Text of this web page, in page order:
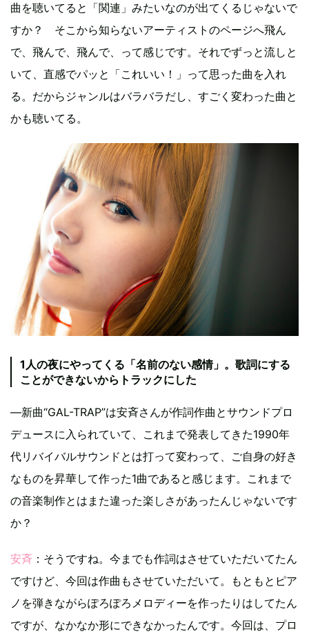
曲を聴いてると「関連」みたいなのが出てくるじゃないで
すか？ そこから知らないアーティストのページへ飛ん
で、飛んで、飛んで、って感じです。それでずっと流しと
いて、直感でパッと「これいい！」って思った曲を入れ
る。だからジャンルはバラバラだし、すごく変わった曲と
かも聴いてる。
1人の夜にやってくる「名前のない感情」。歌詞にする
ことができないからトラックにした
―新曲“GAL-TRAP”は安斉さんが作詞作曲とサウンドプロ
デュースに入られていて、これまで発表してきた1990年
代リバイバルサウンドとは打って変わって、ご自身の好き
なものを昇華して作った1曲であると感じます。これまで
の音楽制作とはまた違った楽しさがあったんじゃないです
か？
安斉 ：そうですね。今までも作詞はさせていただいてたん
ですけど、今回は作曲もさせていただいて。もともとピア
ノを弾きながらぽろぽろメロディーを作ったりはしてたん
ですが、なかなか形にできなかったんです。今回は、プロ